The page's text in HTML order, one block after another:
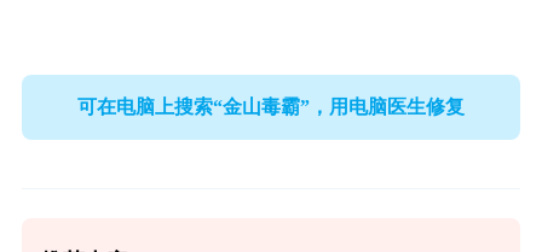
可在电脑上搜索“金山毒霸”，用电脑医生修复